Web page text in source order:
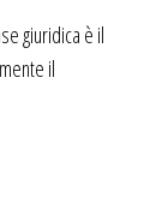
giuridica è il
il